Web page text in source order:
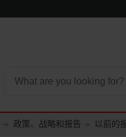
政策、战略和报告 以前的